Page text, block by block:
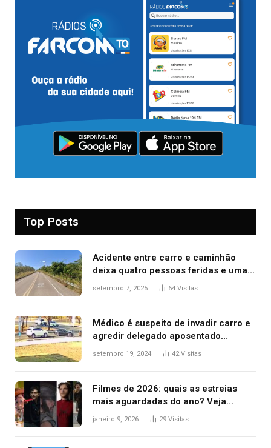
Top Posts
Acidente entre carro e caminhão
deixa quatro pessoas feridas e uma
mulher morta na TO-070
setembro 7, 2025 64 Visitas
Médico é suspeito de invadir carro e
agredir delegado aposentado
durante confusão no trânsito
setembro 19, 2024 42Visitas
Filmes de 2026: quais as estreias
mais aguardadas do ano? Veja
principais lançamentos do cinema
janeiro 9, 2026 29 Visitas